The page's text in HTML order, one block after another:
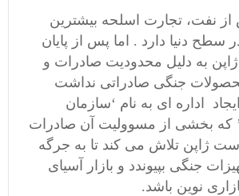
از نفت، تجارت اسلحه بیشترین
سطح دنیا دارد . اما پس از پایان
به دلیل محدودیت صادرات و
جنگی صادراتی نداشت
ایجاد اداره ای به نام ‘سازمان
که بخشی از مسوولیت آن صادرات
ژاپن تلاش می کند تا به جرگه
جنگی بپیوندد و بازار آسیای
نوین باشد.